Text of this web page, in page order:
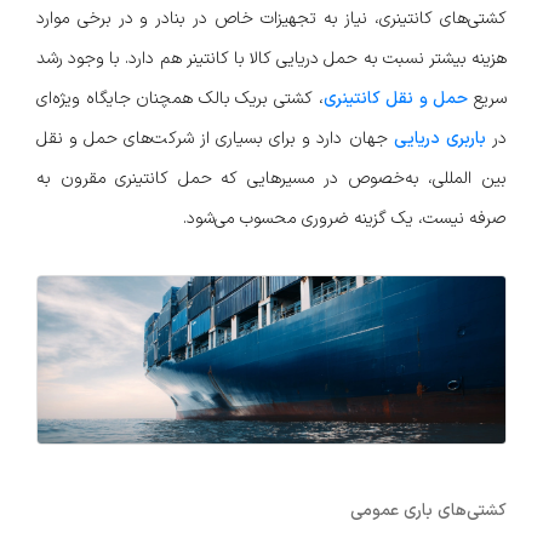
کشتی‌های کانتینری، نیاز به تجهیزات خاص در بنادر و در برخی موارد
هزینه بیشتر نسبت به حمل دریایی کالا با کانتینر هم دارد. با وجود رشد
سریع حمل و نقل کانتینری، کشتی بریک بالک همچنان جایگاه ویژه‌ای
در باربری دریایی جهان دارد و برای بسیاری از شرکت‌های حمل و نقل
بین المللی، به‌خصوص در مسیرهایی که حمل کانتینری مقرون به
صرفه نیست، یک گزینه ضروری محسوب می‌شود.
کشتی‌های باری عمومی